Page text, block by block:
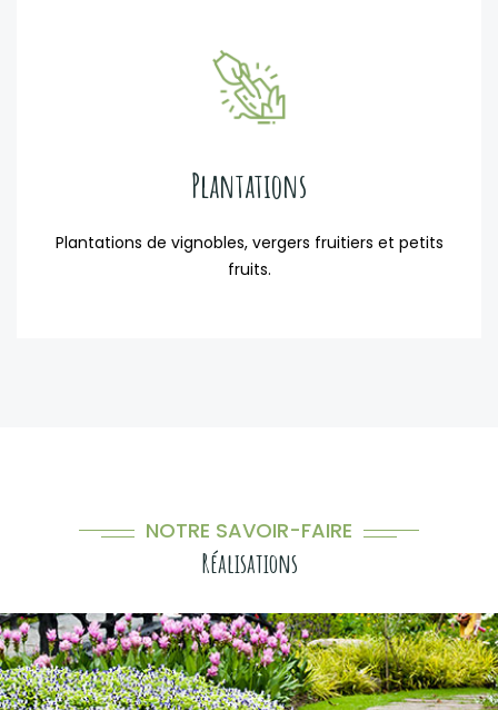
Plantations
Plantations de vignobles, vergers fruitiers et petits
fruits.
NOTRE SAVOIR-FAIRE
Réalisations